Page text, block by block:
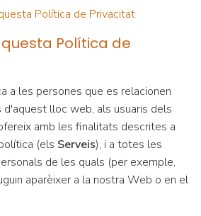
Política de Privacitat
Política de
a les persones que es relacionen
d'aquest lloc web, als usuaris dels
amb les finalitats descrites a
(els Serveis), i a totes les
de les quals (per exemple,
aparèixer a la nostra Web o en el